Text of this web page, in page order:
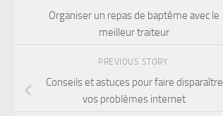
Organiser un repas de baptême avec le
meilleur traiteur
PREVIOUS STORY
Conseils et astuces pour faire disparaître
vos problèmes internet